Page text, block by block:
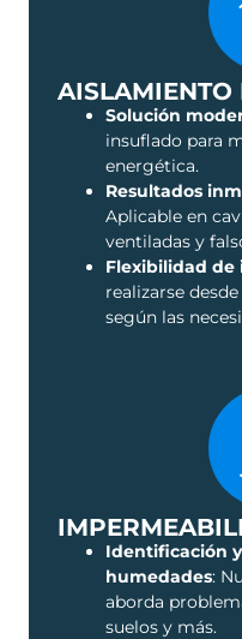
AISLAMIENTO
Solución
insuflado para
energética.
Resultados
Aplicable en
ventiladas y
Flexibilidad de
realizarse
según las
Identificación
humedades:
aborda
suelos y más.